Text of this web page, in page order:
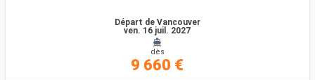
Départ de Vancouver
ven. 16 juil. 2027
dès
9 660 €